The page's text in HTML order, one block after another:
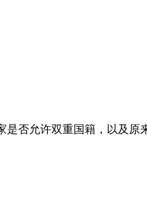
否允许双重国籍，以及